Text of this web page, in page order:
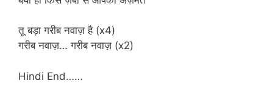
तू बड़ा गरीब नवाज़ है (x4)
गरीब नवाज़… गरीब नवाज़ (x2)
Hindi End……